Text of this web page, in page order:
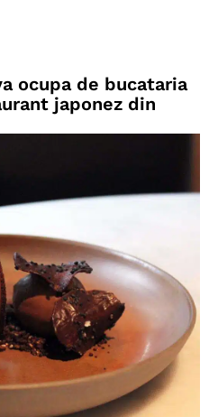
ocupa de bucataria
japonez din